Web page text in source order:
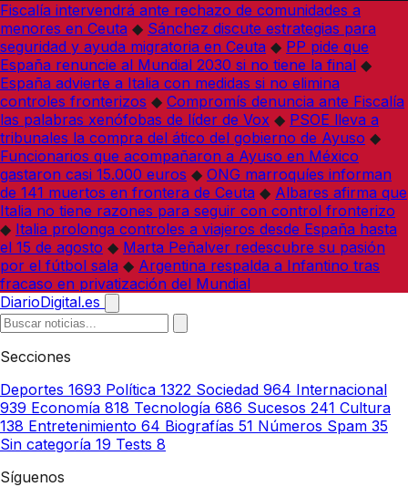
Fiscalía intervendrá ante rechazo de comunidades a
menores en Ceuta ◆ Sánchez discute estrategias para
seguridad y ayuda migratoria en Ceuta ◆ PP pide que
España renuncie al Mundial 2030 si no tiene la final ◆
España advierte a Italia con medidas si no elimina
controles fronterizos ◆ Compromís denuncia ante Fiscalía
las palabras xenófobas de líder de Vox ◆ PSOE lleva a
tribunales la compra del ático del gobierno de Ayuso ◆
Funcionarios que acompañaron a Ayuso en México
gastaron casi 15.000 euros ◆ ONG marroquíes informan
de 141 muertos en frontera de Ceuta ◆ Albares afirma que
Italia no tiene razones para seguir con control fronterizo
◆ Italia prolonga controles a viajeros desde España hasta
el 15 de agosto ◆ Marta Peñalver redescubre su pasión
por el fútbol sala ◆ Argentina respalda a Infantino tras
fracaso en privatización del Mundial
DiarioDigital.es
Secciones
Deportes 1693 Política 1322 Sociedad 964 Internacional
939 Economía 818 Tecnología 686 Sucesos 241 Cultura
138 Entretenimiento 64 Biografías 51 Números Spam 35
Sin categoría 19 Tests 8
Síguenos